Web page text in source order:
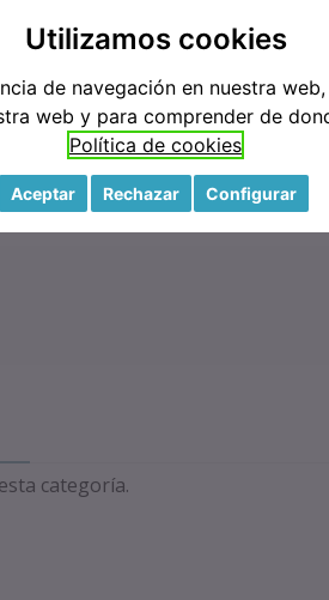
Utilizamos cookies
de navegación en nuestra
web y para comprender de
Política de cookies
Aceptar Rechazar Configurar
CONTACTO
categoría.